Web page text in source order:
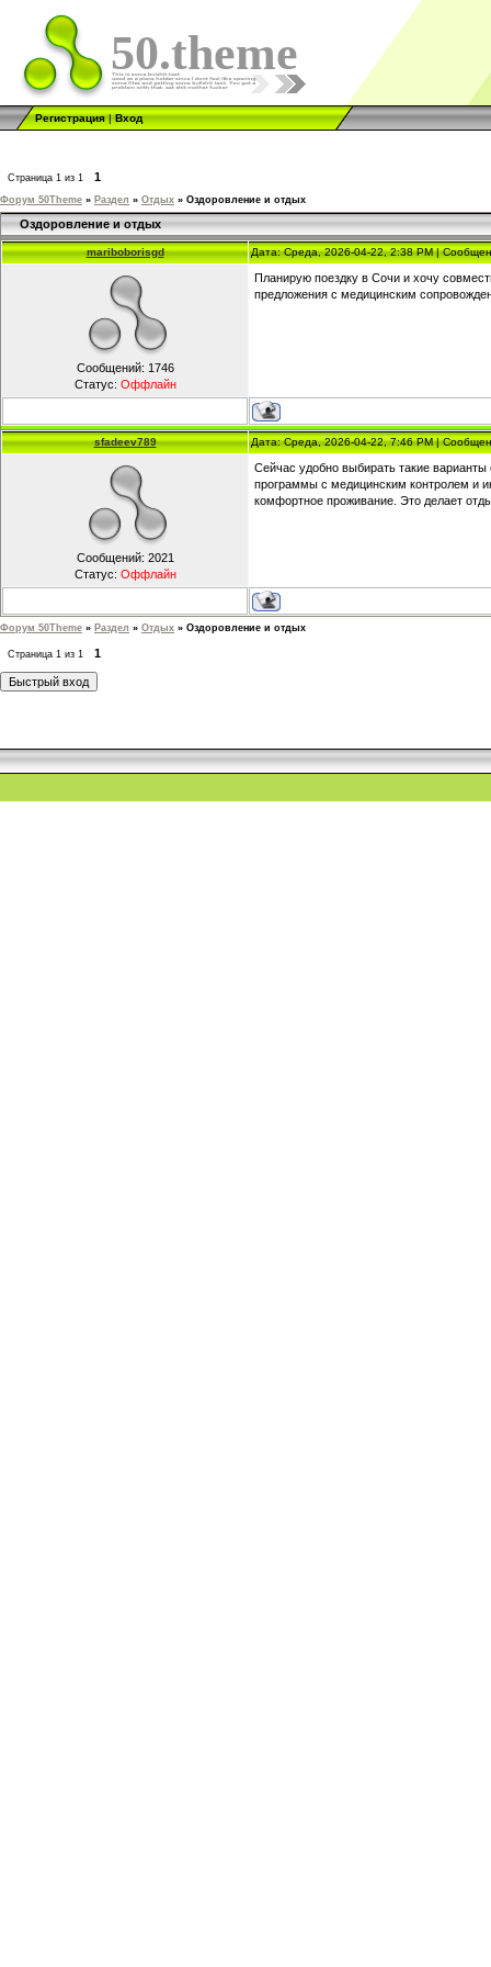
50.theme
Регистрация|Вход
Страница 1 из 1 1
Форум 50Theme » Раздел » Отдых » Оздоровление и отдых
Оздоровление и отдых
mariboborisgd Дата: Среда, 2026-04-22, 2:38 PM |
Сообщений: 1746
Статус: Оффлайн
Планирую поездку в Сочи и хочу
предложения с медицинским
sfadeev789 Дата: Среда, 2026-04-22, 7:46 PM |
Сообщений: 2021
Статус: Оффлайн
Сейчас удобно выбирать такие
программы с медицинским контролем и
комфортное проживание. Это делает
Форум 50Theme » Раздел » Отдых » Оздоровление и отдых
Страница 1 из 1 1